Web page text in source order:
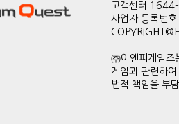
고객센터
사업자 등록번
㈜이엔피게임즈
게임과 관련하
법적 책임을 부